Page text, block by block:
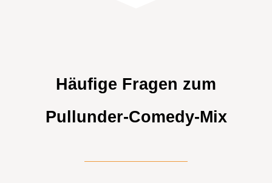
Häufige Fragen zum
Pullunder-Comedy-Mix